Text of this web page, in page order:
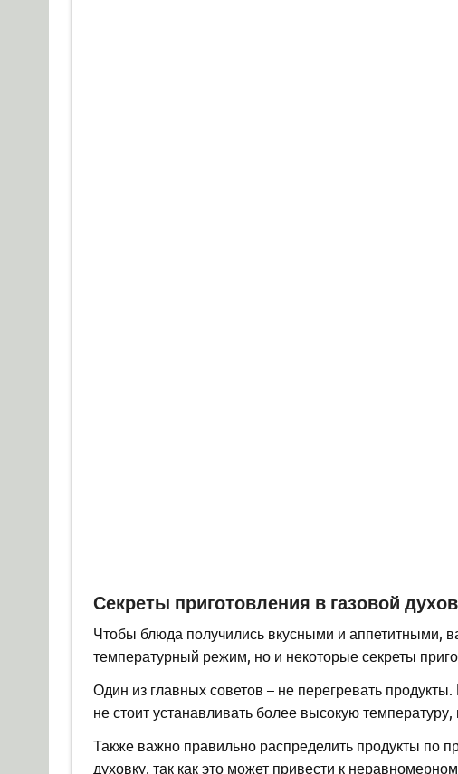
Секреты приготовления в газовой
Чтобы блюда получились вкусными и аппетитными,
температурный режим, но и некоторые секреты
Один из главных советов – не перегревать
не стоит устанавливать более высокую
Также важно правильно распределить продукты по
духовку, так как это может привести к